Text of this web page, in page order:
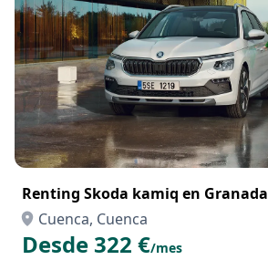
Renting Skoda kamiq en Granada
Cuenca, Cuenca
Desde 322 €/mes